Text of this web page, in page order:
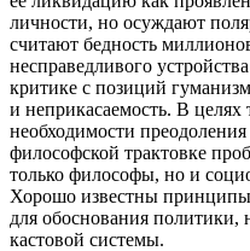
личности, но осуждают
считают бедность
несправедливого
критике с позиций
и неприкасаемость. В целях
необходимости
философской трактовке
только философы, но и
Хорошо известны
для обоснования
кастовой системы.